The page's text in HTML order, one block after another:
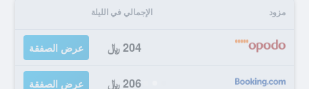
مزود الإجمالي في الليلة
204 ﷼ عرض الصفقة
206 ﷼ عرض الصفقة